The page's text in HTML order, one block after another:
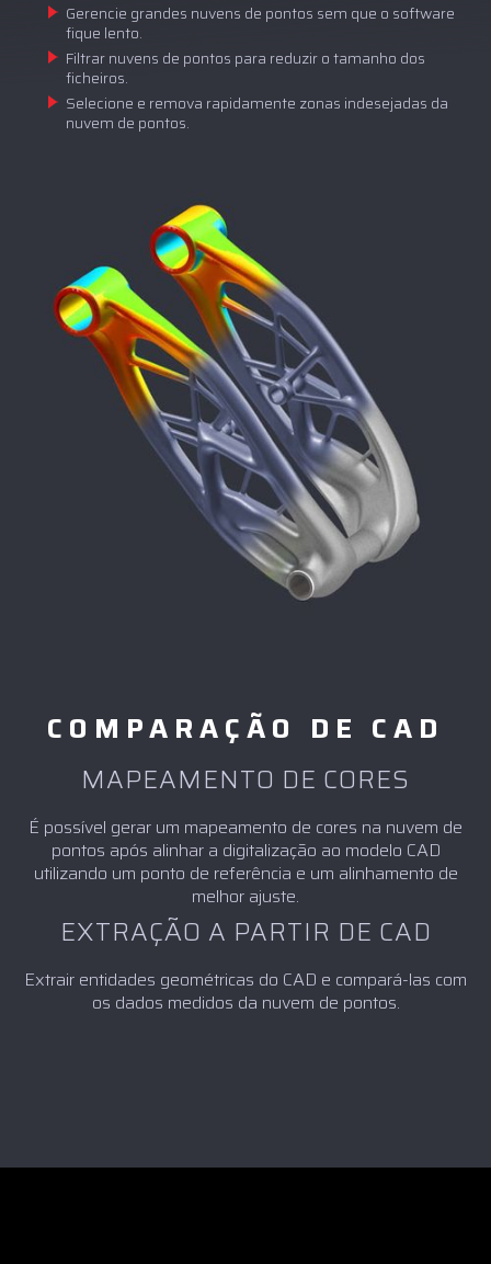
Gerencie grandes nuvens de pontos sem que o software
fique lento.
Filtrar nuvens de pontos para reduzir o tamanho dos
ficheiros.
Selecione e remova rapidamente zonas indesejadas da
nuvem de pontos.
COMPARAÇÃO DE CAD
MAPEAMENTO DE CORES
É possível gerar um mapeamento de cores na nuvem de
pontos após alinhar a digitalização ao modelo CAD
utilizando um ponto de referência e um alinhamento de
melhor ajuste.
EXTRAÇÃO A PARTIR DE CAD
Extrair entidades geométricas do CAD e compará-las com
os dados medidos da nuvem de pontos.